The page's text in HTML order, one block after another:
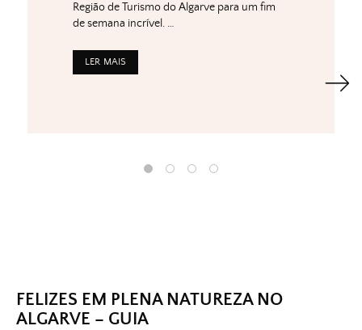
Região de Turismo do Algarve para um fim
de semana incrível. …
LER MAIS
FELIZES EM PLENA NATUREZA NO
ALGARVE – GUIA